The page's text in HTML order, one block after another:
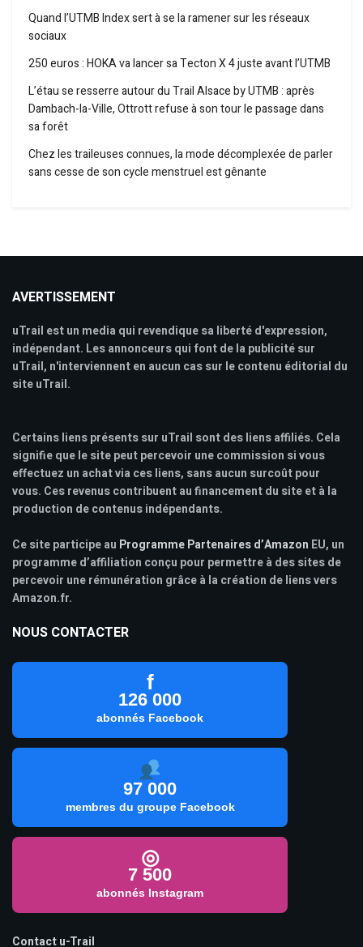
Quand l’UTMB Index sert à se la ramener sur les réseaux
sociaux
250 euros : HOKA va lancer sa Tecton X 4 juste avant l’UTMB
L’étau se resserre autour du Trail Alsace by UTMB : après
Dambach-la-Ville, Ottrott refuse à son tour le passage dans
sa forêt
Chez les traileuses connues, la mode décomplexée de parler
sans cesse de son cycle menstruel est gênante
AVERTISSEMENT
uTrail est un media qui revendique sa liberté d'expression,
indépendant. Les annonceurs qui font de la publicité sur
uTrail, n'interviennent en aucun cas sur le contenu éditorial du
site uTrail.
Certains liens présents sur uTrail sont des liens affiliés. Cela
signifie que le site peut percevoir une commission si vous
effectuez un achat via ces liens, sans aucun surcoût pour
vous. Ces revenus contribuent au financement du site et à la
production de contenus indépendants.
Ce site participe au Programme Partenaires d’Amazon EU, un
programme d’affiliation conçu pour permettre à des sites de
percevoir une rémunération grâce à la création de liens vers
Amazon.fr.
NOUS CONTACTER
f
126 000
abonnés Facebook
97 000
membres du groupe Facebook
◎
7 500
abonnés Instagram
Contact u-Trail